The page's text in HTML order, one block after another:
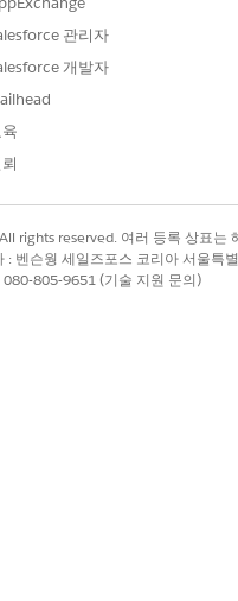
플로
관리자
개발자
rights reserved. 여러 등록 상표는
벤슨웡 세일즈포스 코리아 서울
805-9651 (기술 지원 문의)